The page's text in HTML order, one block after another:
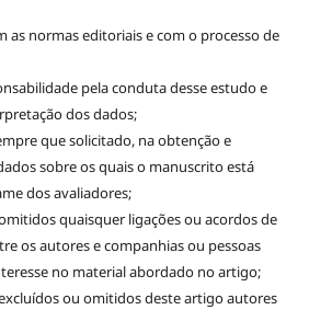
as normas editoriais e com o processo de
pela conduta desse estudo e
dos dados;
que solicitado, na obtenção e
sobre os quais o manuscrito está
dos avaliadores;
quaisquer ligações ou acordos de
os autores e companhias ou pessoas
no material abordado no artigo;
ou omitidos deste artigo autores